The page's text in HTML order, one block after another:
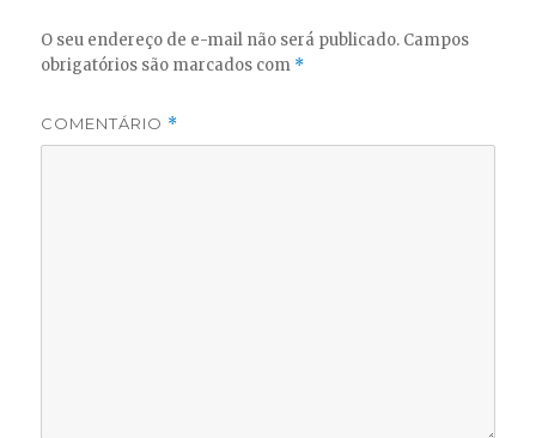
O seu endereço de e-mail não será publicado. Campos
obrigatórios são marcados com *
COMENTÁRIO *